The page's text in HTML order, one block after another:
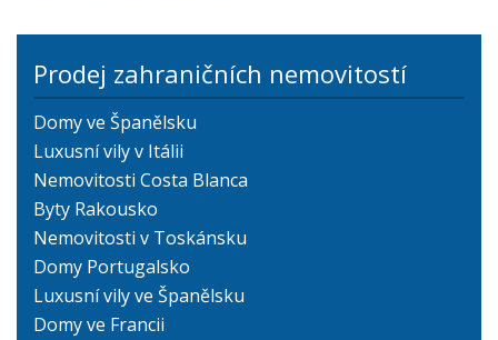
Prodej zahraničních nemovitostí
Domy ve Španělsku
Luxusní vily v Itálii
Nemovitosti Costa Blanca
Byty Rakousko
Nemovitosti v Toskánsku
Domy Portugalsko
Luxusní vily ve Španělsku
Domy ve Francii